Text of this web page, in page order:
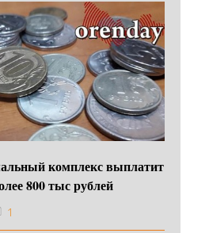
комплекс выплатит
800 тыс рублей
1